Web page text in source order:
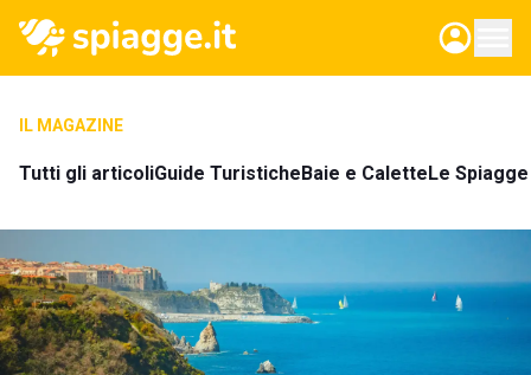
IL MAGAZINE
Tutti gli articoliGuide TuristicheBaie e CaletteLe